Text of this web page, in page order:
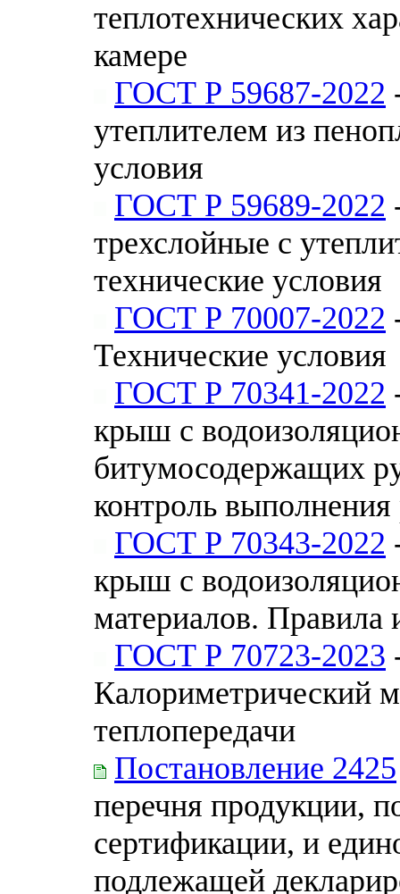
теплотехнических
камере
ГОСТ Р 59687-2022
утеплителем из
условия
ГОСТ Р 59689-2022
трехслойные с
технические условия
ГОСТ Р 70007-2022
Технические условия
ГОСТ Р 70341-2022
крыш с
битумосодержащих
контроль выполнения
ГОСТ Р 70343-2022
крыш с
материалов. Правила
ГОСТ Р 70723-2023
Калориметрический
теплопередачи
Постановление 2425
перечня продукции,
сертификации, и
подлежащей